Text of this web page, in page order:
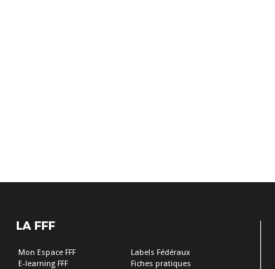
LA FFF
Mon Espace FFF
E-learning FFF
Labels Fédéraux
Fiches pratiques